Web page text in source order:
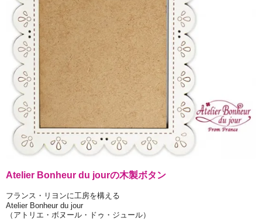
Atelier Bonheur du jourの木製ボタン
フランス・リヨンに工房を構える
Atelier Bonheur du jour
（アトリエ・ボヌール・ドゥ・ジュール）